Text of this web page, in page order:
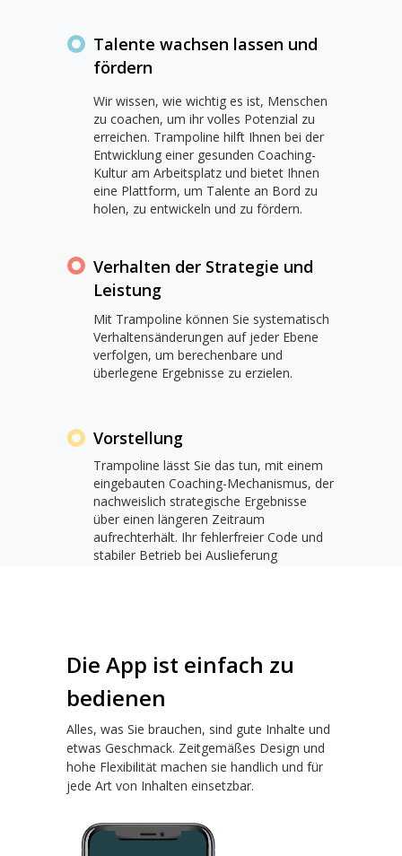
Mit Trampoline können Sie systematisch
Verhaltensänderungen auf jeder Ebene
verfolgen, um berechenbare und
überlegene Ergebnisse zu erzielen.
Verhalten der Strategie und
Leistung
Wir wissen, wie wichtig es ist, Menschen
zu coachen, um ihr volles Potenzial zu
erreichen. Trampoline hilft Ihnen bei der
Entwicklung einer gesunden Coaching-
Kultur am Arbeitsplatz und bietet Ihnen
eine Plattform, um Talente an Bord zu
holen, zu entwickeln und zu fördern.
Talente wachsen lassen und
fördern
Trampoline lässt Sie das tun, mit einem
eingebauten Coaching-Mechanismus, der
nachweislich strategische Ergebnisse
über einen längeren Zeitraum
aufrechterhält. Ihr fehlerfreier Code und
stabiler Betrieb bei Auslieferung
Vorstellung
Die App ist einfach zu
bedienen
Alles, was Sie brauchen, sind gute Inhalte und
etwas Geschmack. Zeitgemäßes Design und
hohe Flexibilität machen sie handlich und für
jede Art von Inhalten einsetzbar.